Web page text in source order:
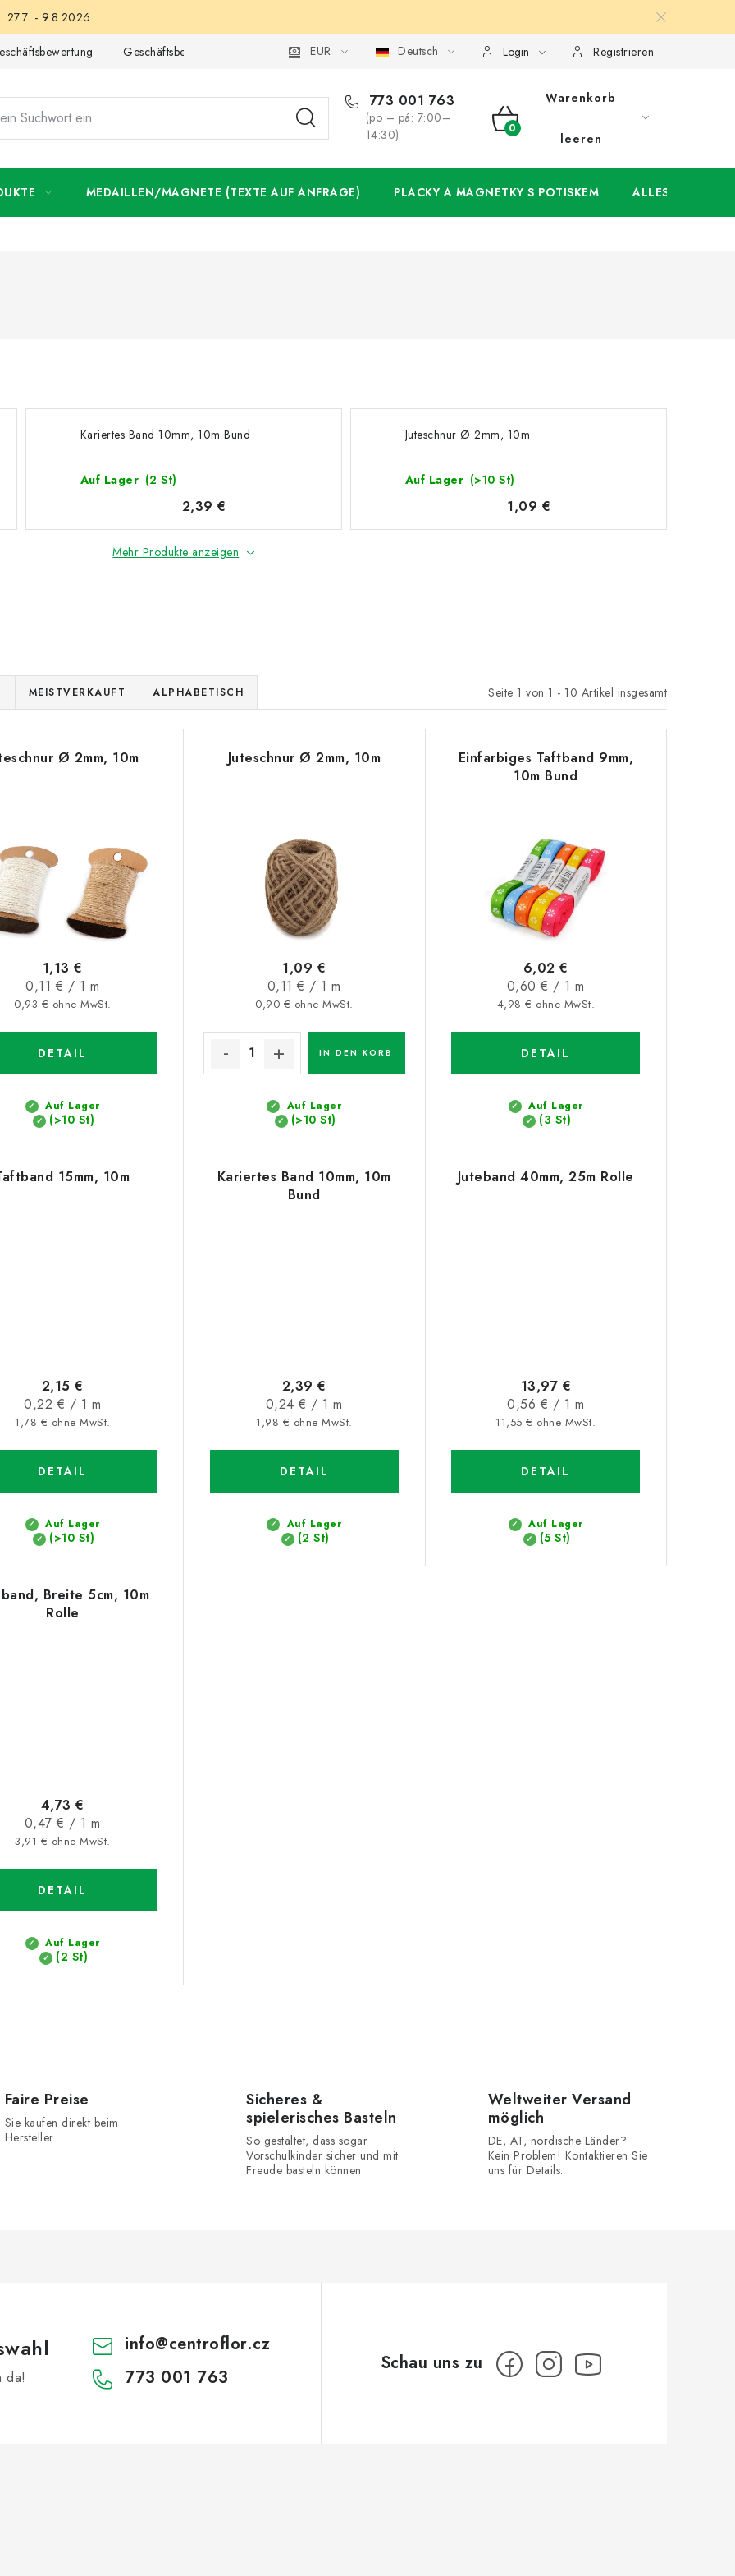
27.7. - 9.8.2026
Geschäftsbedingungen Datenschutzerklärung Großhandel Meine Bestellung
EUR Deutsch Login Registrieren
773 001 763
(po – pá: 7:00–
14:30)
WARENKORB
Warenkorb
leeren
MEDAILLEN/MAGNETE (TEXTE AUF ANFRAGE) PLACKY A MAGNETKY S POTISKEM ALLES FÜR DIE
Kariertes Band 10mm, 10m Bund
Auf Lager (2 St)
2,39 €
Juteschnur Ø 2mm, 10m
Auf Lager (>10 St)
1,09 €
Mehr Produkte anzeigen
Seite 1 von 1 - 10 Artikel insgesamt
MEISTVERKAUFT ALPHABETISCH
Ø 2mm, 10m
Auf Lager
(>10 St)
0,93 € ohne MwSt.
1,13 €
Verkaufspreis:
0,11 € / 1 m
DETAIL
Juteschnur Ø 2mm, 10m
Auf Lager
(>10 St)
0,90 € ohne MwSt.
1,09 €
Verkaufspreis:
0,11 € / 1 m
IN DEN KORB
Einfarbiges Taftband 9mm,
10m Bund
Auf Lager
(3 St)
4,98 € ohne MwSt.
6,02 €
Verkaufspreis:
0,60 € / 1 m
DETAIL
15mm, 10m
Auf Lager
(>10 St)
1,78 € ohne MwSt.
2,15 €
Verkaufspreis:
0,22 € / 1 m
DETAIL
Kariertes Band 10mm, 10m
Bund
Auf Lager
(2 St)
1,98 € ohne MwSt.
2,39 €
Verkaufspreis:
0,24 € / 1 m
DETAIL
Juteband 40mm, 25m Rolle
Auf Lager
(5 St)
11,55 € ohne MwSt.
13,97 €
Verkaufspreis:
0,56 € / 1 m
DETAIL
Breite 5cm, 10m
Rolle
Auf Lager
(2 St)
3,91 € ohne MwSt.
4,73 €
Verkaufspreis:
0,47 € / 1 m
DETAIL
Faire Preise
Sie kaufen direkt beim
Hersteller.
Sicheres &
spielerisches Basteln
So gestaltet, dass sogar
Vorschulkinder sicher und mit
Freude basteln können.
Weltweiter Versand
möglich
DE, AT, nordische Länder?
Kein Problem! Kontaktieren Sie
uns für Details.
da!
info@centroflor.cz
773 001 763